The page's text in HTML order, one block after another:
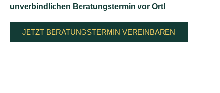
unverbindlichen Beratungstermin vor Ort!
JETZT BERATUNGSTERMIN VEREINBAREN